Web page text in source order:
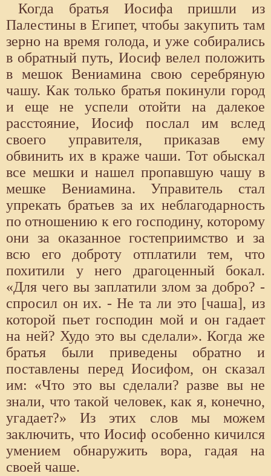
Когда братья Иосифа пришли из
Палестины в Египет, чтобы закупить там
зерно на время голода, и уже собирались
в обратный путь, Иосиф велел положить
в мешок Вениамина свою серебряную
чашу. Как только братья покинули город
и еще не успели отойти на далекое
расстояние, Иосиф послал им вслед
своего управителя, приказав ему
обвинить их в краже чаши. Тот обыскал
все мешки и нашел пропавшую чашу в
мешке Вениамина. Управитель стал
упрекать братьев за их неблагодарность
по отношению к его господину, которому
они за оказанное гостеприимство и за
всю его доброту отплатили тем, что
похитили у него драгоценный бокал.
«Для чего вы заплатили злом за добро? -
спросил он их. - Не та ли это [чаша], из
которой пьет господин мой и он гадает
на ней? Худо это вы сделали». Когда же
братья были приведены обратно и
поставлены перед Иосифом, он сказал
им: «Что это вы сделали? разве вы не
знали, что такой человек, как я, конечно,
угадает?» Из этих слов мы можем
заключить, что Иосиф особенно кичился
умением обнаружить вора, гадая на
своей чаше.